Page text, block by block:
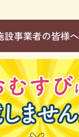
設事業者の皆様へ